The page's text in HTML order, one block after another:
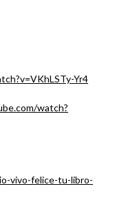
Yr4
watch?
vivo-felice-tu-libro-